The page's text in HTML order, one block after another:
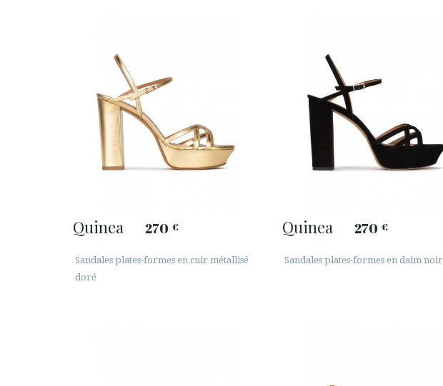
Quinea 270 €
Sandales plates-formes en cuir métallisé
doré
Quinea 270 €
Sandales plates-formes en daim noir